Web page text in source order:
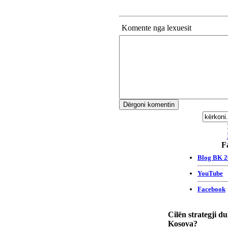
Komente nga lexuesit
Cilën strategji
Kosova?